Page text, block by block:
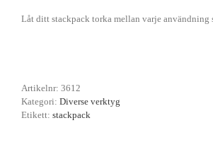
Låt ditt stackpack torka mellan varje användning
Artikelnr: 3612
Kategori: Diverse verktyg
Etikett: stackpack